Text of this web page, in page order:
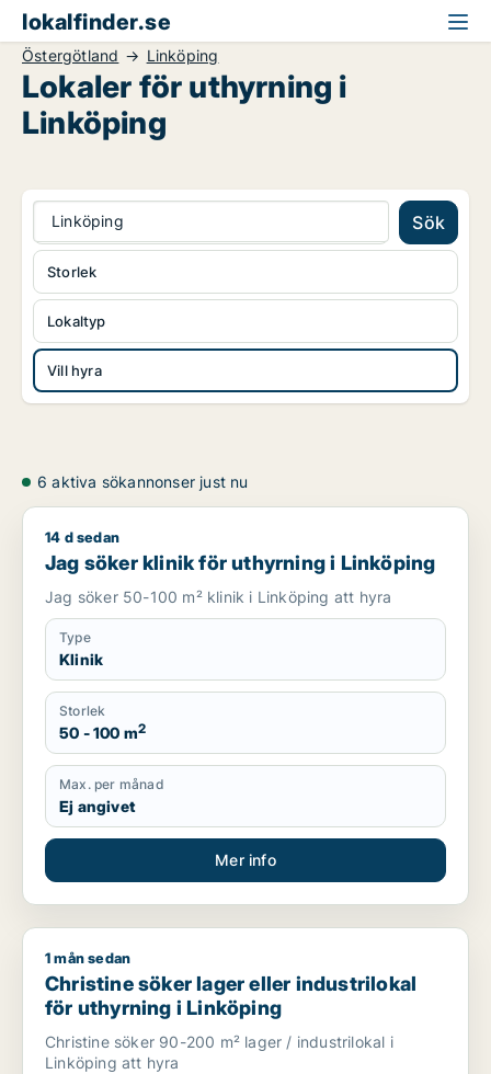
lokalfinder.se
Östergötland Linköping
Lokaler för uthyrning i
Linköping
Linköping Sök
Lokaltyp
Vill hyra
Storlek
6 aktiva sökannonser just nu
Jag söker klinik för uthyrning i Linköping
14 d sedan
Jag söker klinik för uthyrning i Linköping
Jag söker 50-100 m² klinik i Linköping att hyra
Type
Klinik
Storlek
50 - 100 m2
Max. per månad
Ej angivet
Mer info
Christine söker lager eller industrilokal för uthyrning i
1 mån sedan
Christine söker lager eller industrilokal
för uthyrning i Linköping
Christine söker 90-200 m² lager / industrilokal i
Linköping att hyra